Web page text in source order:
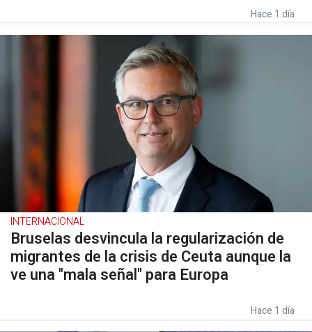
Hace 1 día
INTERNACIONAL
Bruselas desvincula la regularización de
migrantes de la crisis de Ceuta aunque la
ve una "mala señal" para Europa
Hace 1 día